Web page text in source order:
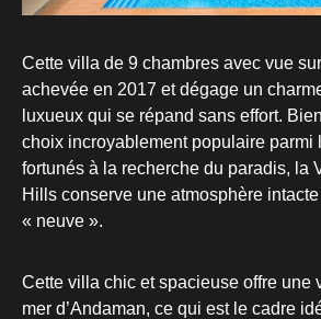
Cette villa de 9 chambres avec vue
achevée en 2017 et dégage un
luxueux qui se répand sans effort.
choix incroyablement populaire parmi
fortunés à la recherche du paradis, la
Hills conserve une atmosphère
« neuve ».
Cette villa chic et spacieuse offre une